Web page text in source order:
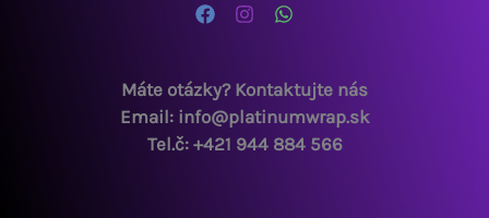
Máte otázky? Kontaktujte nás
Email: info@platinumwrap.sk
Tel.č: +421 944 884 566